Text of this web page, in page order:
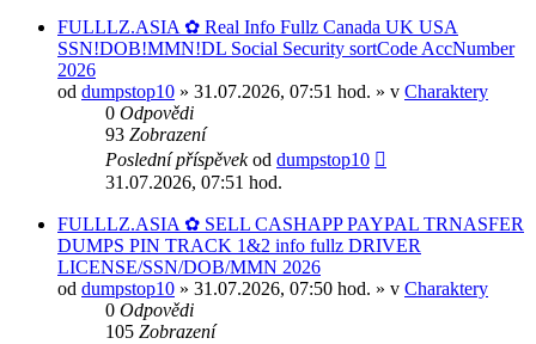
FULLLZ.ASIA ✿ Real Info Fullz Canada UK USA
SSN!DOB!MMN!DL Social Security sortCode AccNumber
2026
od dumpstop10 » 31.07.2026, 07:51 hod. » v Charaktery
0 Odpovědi
93 Zobrazení
Poslední příspěvekod dumpstop10
31.07.2026, 07:51 hod.
FULLLZ.ASIA ✿ SELL CASHAPP PAYPAL TRNASFER
DUMPS PIN TRACK 1&2 info fullz DRIVER
LICENSE/SSN/DOB/MMN 2026
od dumpstop10 » 31.07.2026, 07:50 hod. » v Charaktery
0 Odpovědi
105 Zobrazení